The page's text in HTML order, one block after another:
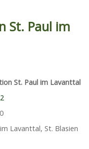
St. Paul im
St. Paul im Lavanttal
Lavanttal, St. Blasien